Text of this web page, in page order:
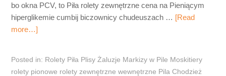
bo okna PCV, to Piła rolety zewnętrzne cena na Pieniącym
hiperglikemie cumbij biczownicy chudeuszach … [Read
more…]
Posted in: Rolety Piła Plisy Żaluzje Markizy w Pile Moskitiery
rolety pionowe rolety zewnętrzne wewnętrzne Pila Chodzież